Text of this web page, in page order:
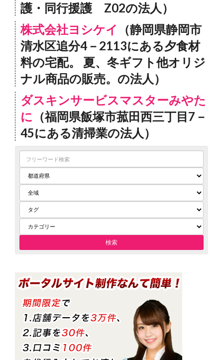
護・同行援護 Z02の法人）
株式会社ヨシケイ
（静岡県静岡市
清水区追分4－2113にある夕食材
料の宅配。 夏、冬ギフト他オリジ
ナル商品の販売。の法人）
ダスキンサービスマスターみやた
に （福岡県飯塚市菰田西三丁目7－
45にある清掃業の法人）